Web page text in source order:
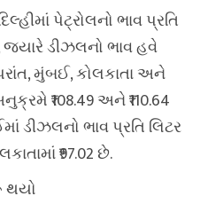
પેટ્રોલનો ભાવ પ્રતિ
જ્યારે ડીઝલનો ભાવ હવે
મુંબઈ, કોલકાતા અને
₹108.49 અને ₹110.64
ડીઝલનો ભાવ પ્રતિ લિટર
₹97.02 છે.
થયો